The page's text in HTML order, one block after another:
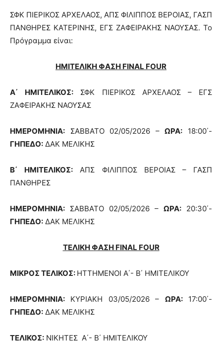
ΣΦΚ ΠΙΕΡΙΚΟΣ ΑΡΧΕΛΑΟΣ, ΑΠΣ ΦΙΛΙΠΠΟΣ ΒΕΡΟΙΑΣ, ΓΑΣΠ
ΠΑΝΘΗΡΕΣ ΚΑΤΕΡΙΝΗΣ, ΕΓΣ ΖΑΦΕΙΡΑΚΗΣ ΝΑΟΥΣΑΣ. Το
Πρόγραμμα είναι:
ΗΜΙΤΕΛΙΚΗ ΦΑΣΗ FINAL FOUR
Α΄ ΗΜΙΤΕΛΙΚΟΣ: ΣΦΚ ΠΙΕΡΙΚΟΣ ΑΡΧΕΛΑΟΣ – ΕΓΣ
ΖΑΦΕΙΡΑΚΗΣ ΝΑΟΥΣΑΣ
ΗΜΕΡΟΜΗΝΙΑ: ΣΑΒΒΑΤΟ 02/05/2026 –ΩΡΑ: 18:00΄-
ΓΗΠΕΔΟ: ΔΑΚ ΜΕΛΙΚΗΣ
Β΄ ΗΜΙΤΕΛΙΚΟΣ: ΑΠΣ ΦΙΛΙΠΠΟΣ ΒΕΡΟΙΑΣ – ΓΑΣΠ
ΠΑΝΘΗΡΕΣ
ΗΜΕΡΟΜΗΝΙΑ: ΣΑΒΒΑΤΟ 02/05/2026 – ΩΡΑ: 20:30΄-
ΓΗΠΕΔΟ: ΔΑΚ ΜΕΛΙΚΗΣ
ΤΕΛΙΚΗ ΦΑΣΗ FINAL FOUR
ΜΙΚΡΟΣ ΤΕΛΙΚΟΣ: ΗΤΤΗΜΕΝΟΙ Α΄- Β΄ ΗΜΙΤΕΛΙΚΟΥ
ΗΜΕΡΟΜΗΝΙΑ: ΚΥΡΙΑΚΗ 03/05/2026 – ΩΡΑ:17:00΄-
ΓΗΠΕΔΟ: ΔΑΚ ΜΕΛΙΚΗΣ
ΤΕΛΙΚΟΣ: ΝΙΚΗΤΕΣ Α΄- Β΄ ΗΜΙΤΕΛΙΚΟΥ